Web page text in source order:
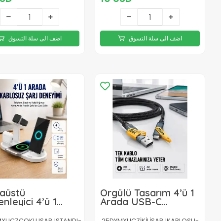
اضف الى سلة التسوق اضف الى سلة التسوق
4’ü 1
Kablosuz Şarj
Örgülü Tasarım 4’ü 1
Arada USB-C